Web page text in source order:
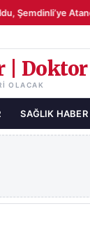
Şemdinli’ye Atandı
|
OLACAK
SAĞLIK HABER